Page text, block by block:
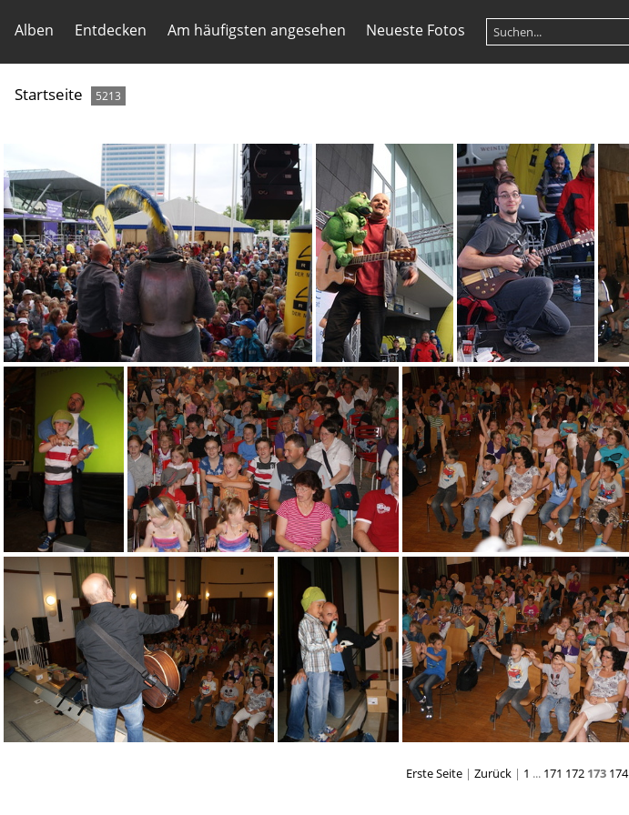
Alben Entdecken Am häufigsten angesehen Neueste Fotos
Startseite 5213
DSC04297 DSC04300 DSC04303
DSC04310 DSC04311 DSC04325
Erste Seite| Zurück| 1 ... 171 172 173 174